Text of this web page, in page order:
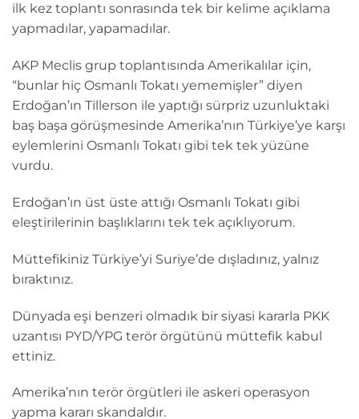
ilk kez toplantı sonrasında tek bir kelime açıklama
yapmadılar, yapamadılar.
AKP Meclis grup toplantısında Amerikalılar için,
“bunlar hiç Osmanlı Tokatı yememişler” diyen
Erdoğan’ın Tillerson ile yaptığı sürpriz uzunluktaki
baş başa görüşmesinde Amerika’nın Türkiye’ye karşı
eylemlerini Osmanlı Tokatı gibi tek tek yüzüne
vurdu.
Erdoğan’ın üst üste attığı Osmanlı Tokatı gibi
eleştirilerinin başlıklarını tek tek açıklıyorum.
Müttefikiniz Türkiye’yi Suriye’de dışladınız, yalnız
bıraktınız.
Dünyada eşi benzeri olmadık bir siyasi kararla PKK
uzantısı PYD/YPG terör örgütünü müttefik kabul
ettiniz.
Amerika’nın terör örgütleri ile askeri operasyon
yapma kararı skandaldır.